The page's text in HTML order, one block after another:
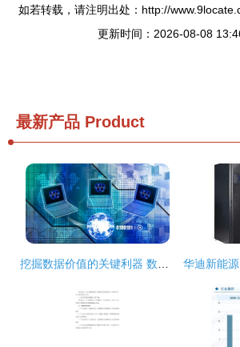
如若转载，请注明出处：http://
更新时间：2026-08-08
最新产品 Product